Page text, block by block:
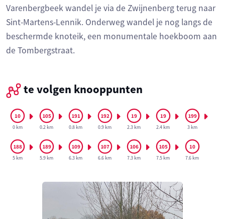
Varenbergbeek wandel je via de Zwijnenberg terug naar
Sint-Martens-Lennik. Onderweg wandel je nog langs de
beschermde knoteik, een monumentale hoekboom aan
de Tombergstraat.
te volgen knooppunten
0 km 0.2 km 0.8 km 0.9 km 2.3 km 2.4 km 3 km
5 km 5.9 km 6.3 km 6.6 km 7.3 km 7.5 km 7.6 km